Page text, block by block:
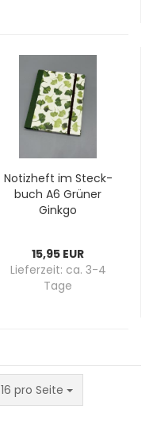
No­tiz­heft im Steck­
buch A6 Grü­ner
Gink­go
15,95 EUR
Lieferzeit: ca. 3-4
Tage
16 pro Seite
pro Seite